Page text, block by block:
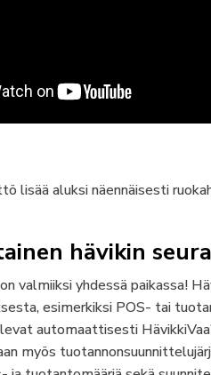
lisää aluksi näennäisesti
hävikin
valmiiksi yhdessä paikassa!
esimerkiksi POS- tai
automaattisesti
myös